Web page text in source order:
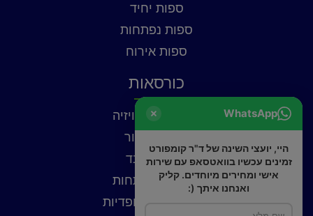
ספות יחיד
ספות נפתחות
ספות אירוח
כורסאות
כורסאות טלוויזיה
כורסאות עור
כורסאות בד
כורסאות נפתחות
כורסאות אורטופדיות
WhatsApp
היי, יועצי השינה של ד"ר קומפורט
זמינים עכשיו בוואטסאפ עם שירות
אישי ומחירים מיוחדים. קליק
ואנחנו איתך (: